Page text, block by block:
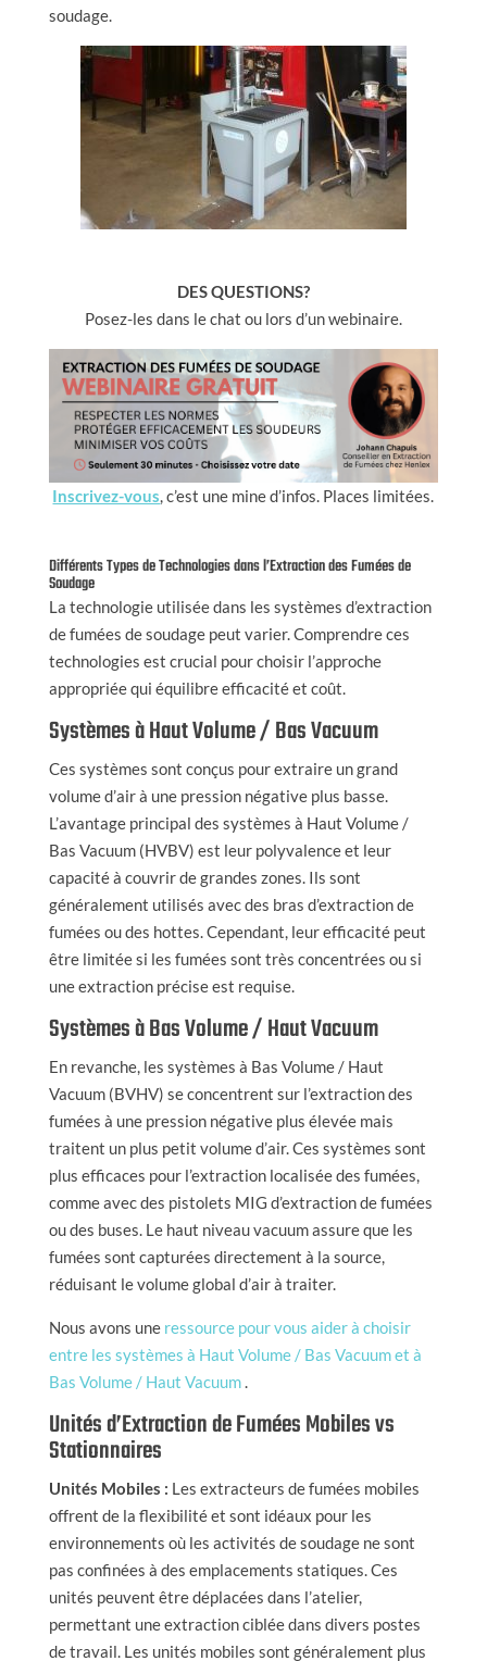
soudage.
DES QUESTIONS?
Posez-les dans le chat ou lors d’un webinaire.
Inscrivez-vous, c’est une mine d’infos. Places limitées.
Différents Types de Technologies dans l’Extraction des Fumées de
Soudage
La technologie utilisée dans les systèmes d’extraction
de fumées de soudage peut varier. Comprendre ces
technologies est crucial pour choisir l’approche
appropriée qui équilibre efficacité et coût.
Systèmes à Haut Volume / Bas Vacuum
Ces systèmes sont conçus pour extraire un grand
volume d’air à une pression négative plus basse.
L’avantage principal des systèmes à Haut Volume /
Bas Vacuum (HVBV) est leur polyvalence et leur
capacité à couvrir de grandes zones. Ils sont
généralement utilisés avec des bras d’extraction de
fumées ou des hottes. Cependant, leur efficacité peut
être limitée si les fumées sont très concentrées ou si
une extraction précise est requise.
Systèmes à Bas Volume / Haut Vacuum
En revanche, les systèmes à Bas Volume / Haut
Vacuum (BVHV) se concentrent sur l’extraction des
fumées à une pression négative plus élevée mais
traitent un plus petit volume d’air. Ces systèmes sont
plus efficaces pour l’extraction localisée des fumées,
comme avec des pistolets MIG d’extraction de fumées
ou des buses. Le haut niveau vacuum assure que les
fumées sont capturées directement à la source,
réduisant le volume global d’air à traiter.
Nous avons une ressource pour vous aider à choisir
entre les systèmes à Haut Volume / Bas Vacuum et à
Bas Volume / Haut Vacuum.
Unités d’Extraction de Fumées Mobiles vs
Stationnaires
Unités Mobiles : Les extracteurs de fumées mobiles
offrent de la flexibilité et sont idéaux pour les
environnements où les activités de soudage ne sont
pas confinées à des emplacements statiques. Ces
unités peuvent être déplacées dans l’atelier,
permettant une extraction ciblée dans divers postes
de travail. Les unités mobiles sont généralement plus